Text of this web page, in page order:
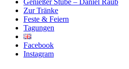
Genießer Stube – Daniel Raub
Zur Tränke
Feste & Feiern
Tagungen
Facebook
Instagram